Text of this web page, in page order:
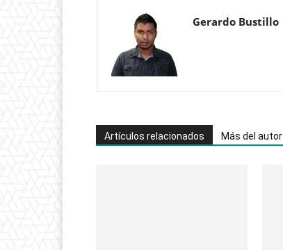
Gerardo Bustillo
Artículos relacionados Más del autor